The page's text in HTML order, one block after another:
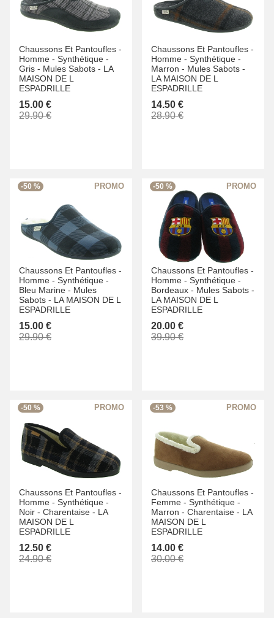
Chaussons Et Pantoufles -
Homme - Synthétique -
Gris - Mules Sabots - LA
MAISON DE L
ESPADRILLE
15.00 €
29.90 €
Chaussons Et Pantoufles -
Homme - Synthétique -
Marron - Mules Sabots -
LA MAISON DE L
ESPADRILLE
14.50 €
28.90 €
-50 %
Chaussons Et Pantoufles -
Homme - Synthétique -
Bleu Marine - Mules
Sabots - LA MAISON DE L
ESPADRILLE
15.00 €
29.90 €
-50 %
Chaussons Et Pantoufles -
Homme - Synthétique -
Bordeaux - Mules Sabots -
LA MAISON DE L
ESPADRILLE
20.00 €
39.90 €
-50 %
Chaussons Et Pantoufles -
Homme - Synthétique -
Noir - Charentaise - LA
MAISON DE L
ESPADRILLE
12.50 €
24.90 €
-53 %
Chaussons Et Pantoufles -
Femme - Synthétique -
Marron - Charentaise - LA
MAISON DE L
ESPADRILLE
14.00 €
30.00 €